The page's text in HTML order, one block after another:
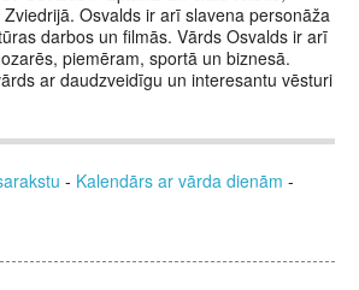
Osvalds ir arī slavena personāža
darbos un filmās. Vārds Osvalds ir arī
piemēram, sportā un biznesā.
ar daudzveidīgu un interesantu vēsturi
- Kalendārs ar vārda dienām -